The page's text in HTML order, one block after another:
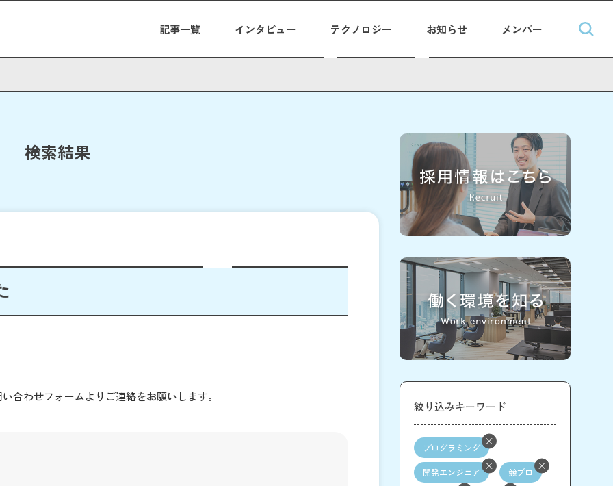
記事一覧 インタビュー テクノロジー お知らせ メンバー
検索結果
合わせフォームよりご連絡をお願いします。
絞り込みキーワード
プログラミング
開発エンジニア 競プロ